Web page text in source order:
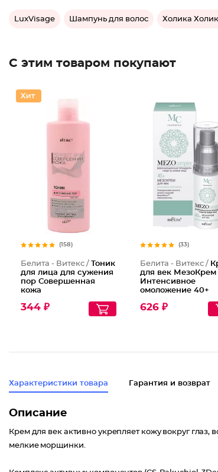
LuxVisage Шампунь для волос Холика
С этим товаром покупают
(158)
Белита - Витекс / Тоник
для лица для сужения
пор Совершенная
кожа
344 ₽
(33)
Белита - Витекс /
для век МезоКрем
Интенсивное
омоложение 40+
626 ₽
Характеристики товара Гарантия и возврат
Описание
Крем для век активно укрепляет кожу вокруг
мелкие морщинки.